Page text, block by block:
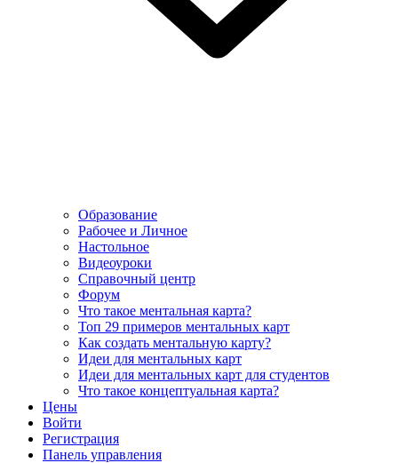
Образование
Рабочее и Личное
Настольное
Видеоуроки
Справочный центр
Форум
Что такое ментальная карта?
Топ 29 примеров ментальных карт
Как создать ментальную карту?
Идеи для ментальных карт
Идеи для ментальных карт для студентов
Что такое концептуальная карта?
Цены
Войти
Регистрация
Панель управления